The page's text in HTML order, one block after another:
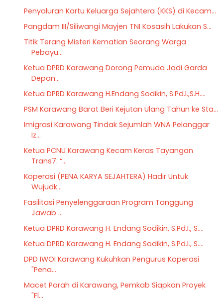
Penyaluran Kartu Keluarga Sejahtera (KKS) di Kecam...
Pangdam III/Siliwangi Mayjen TNI Kosasih Lakukan S...
Titik Terang Misteri Kematian Seorang Warga
Pebayu...
Ketua DPRD Karawang Dorong Pemuda Jadi Garda
Depan...
Ketua DPRD Karawang H.Endang Sodikin, S.Pd.I.,S.H....
PSM Karawang Barat Beri Kejutan Ulang Tahun ke Sta...
Imigrasi Karawang Tindak Sejumlah WNA Pelanggar
Iz...
Ketua PCNU Karawang Kecam Keras Tayangan
Trans7: “...
Koperasi (PENA KARYA SEJAHTERA) Hadir Untuk
Wujudk...
Fasilitasi Penyelenggaraan Program Tanggung
Jawab ...
Ketua DPRD Karawang H. Endang Sodikin, S.Pd.I., S....
Ketua DPRD Karawang H. Endang Sodikin, S.Pd.I., S....
DPD IWOI Karawang Kukuhkan Pengurus Koperasi
"Pena...
Macet Parah di Karawang, Pemkab Siapkan Proyek
"Fl...